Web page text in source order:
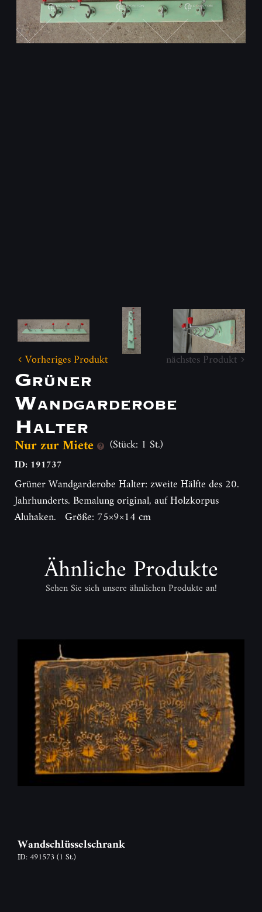
Vorheriges Produkt nächstes Produkt
Grüner
Wandgarderobe
Halter
Nur zur Miete (Stück: 1 St.)
ID: 191737
Grüner Wandgarderobe Halter: zweite Hälfte des 20.
Jahrhunderts. Bemalung original, auf Holzkorpus
Aluhaken. Größe: 75×9×14 cm
Ähnliche Produkte
Sehen Sie sich unsere ähnlichen Produkte an!
Wandschlüsselschrank
ID: 491573(1 St.)